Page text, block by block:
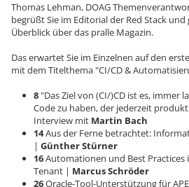
Thomas Lehman, DOAG
begrüßt Sie im Editorial der Red Stack
Überblick über das pralle Magazin.
Das erwartet Sie im Einzelnen auf den
mit dem Titelthema "CI/CD &
8 "Das Ziel von (CI/)CD ist es, immer
Code zu haben, der jederzeit
Interview mit Martin Bach
14Aus der Ferne betrachtet:
| Günther Stürner
16Automationen und Best Practices
Tenant | Marcus Schröder
26Oracle-Tool-Unterstützung für